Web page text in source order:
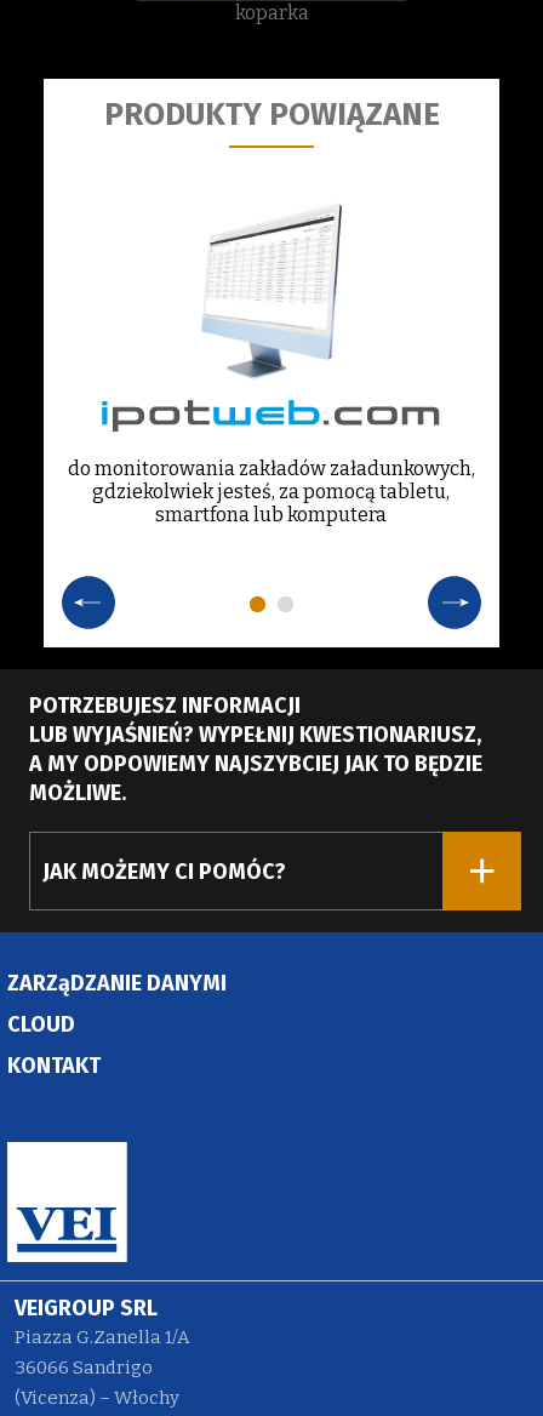
koparka
PRODUKTY POWIĄZANE
do monitorowania zakładów załadunkowych,
gdziekolwiek jesteś, za pomocą tabletu,
smartfona lub komputera
POTRZEBUJESZ INFORMACJI
LUB WYJAŚNIEŃ? WYPEŁNIJ KWESTIONARIUSZ,
A MY ODPOWIEMY NAJSZYBCIEJ JAK TO BĘDZIE
MOŻLIWE.
JAK MOŻEMY CI POMÓC?
ZARZąDZANIE DANYMI
CLOUD
KONTAKT
VEIGROUP SRL
Piazza G.Zanella 1/A
36066 Sandrigo
(Vicenza) – Włochy